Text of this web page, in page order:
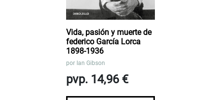
Vida, pasión y muerte de
federico García Lorca
1898-1936
por Ian Gibson
pvp. 14,96 €